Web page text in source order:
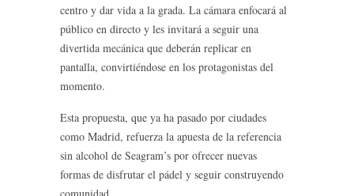
centro y dar vida a la grada. La cámara enfocará al
público en directo y les invitará a seguir una
divertida mecánica que deberán replicar en
pantalla, convirtiéndose en los protagonistas del
momento.
Esta propuesta, que ya ha pasado por ciudades
como Madrid, refuerza la apuesta de la referencia
sin alcohol de Seagram’s por ofrecer nuevas
formas de disfrutar el pádel y seguir construyendo